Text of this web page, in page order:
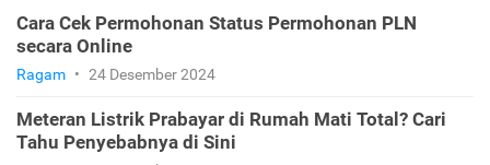
Cara Cek Permohonan Status Permohonan PLN
secara Online
Ragam • 24 Desember 2024
Meteran Listrik Prabayar di Rumah Mati Total? Cari
Tahu Penyebabnya di Sini